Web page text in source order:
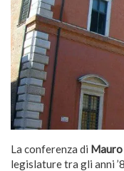
La conferenza di
legislature tra gli anni